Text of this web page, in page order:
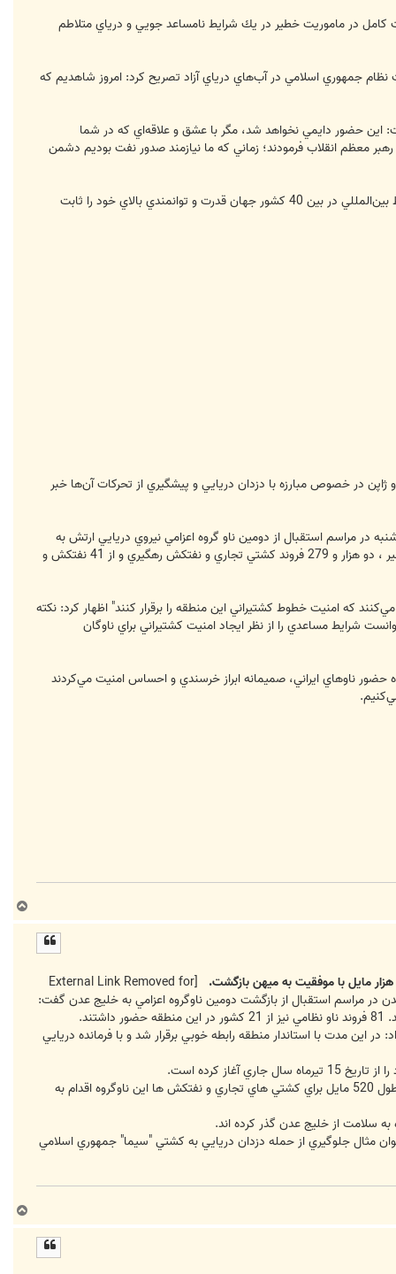
كامل در ماموريت خطير در يك شرايط نامساعد جويي و درياي متلاطم
نظام جمهوري اسلامي در آب‌هاي درياي آزاد تصريح كرد: امروز شاهديم كه
اين حضور دايمي نخواهد شد، مگر با عشق و علاقه‌اي كه در شما
معظم انقلاب فرمودند؛ زماني كه ما نيازمند صدور نفت بوديم دشمن
وي در پايان خطاب به كاركنان نيروي دريايي ارتش گفت: شما دريادلان با اهتزاز درآوردن پرچم جمهوري اسلامي ايران در محيط بين‌ا‌لمللي در بين 40 كشور جهان قدرت و توانمندي بالاي خود را ثابت
و ژاپن در خصوص مبارزه با دزدان دريايي و پيشگيري از تحركات آن‌ها خبر
در مراسم استقبال از دومين ناو گروه اعزامي نيروي دريايي ارتش به
خليج عدن در منطقه سوم دريايي چابهار، با اشاره به برخي اقدامات انجام شده از سوي اين ناو گروه اظهار كرد: در ماموريت اخير ، دو هزار و 279 فروند كشتي تجاري و نفتكش رهگيري و از 41 نفتكش و
كه امنيت خطوط كشتيراني اين منطقه را برقرار كنند" اظهار كرد: نكته
شرايط مساعدي را از نظر ايجاد امنيت كشتيراني براي ناوگان
ناوهاي ايراني، صميمانه ابراز خرسندي و احساس امنيت مي‌كردند
ا
[External Link Removed for
در مراسم استقبال از بازگشت دومين ناوگروه اعزامي به خليج عدن گفت:
ماه سال جاري در بندر سلاله کشور عمان به مدت 3 روزپهلو گرفت، ادامه داد: در اين مدت با استاندار منطقه رابطه خوبي برقرار شد و با فرمانده دريايي
وي اين ناوگروه را شامل ناوشکن اميردريابان شهيد نقدي و ناو جمهوري اسلامي "بندرعباس" اعلام کرد و گفت: در کريدوري به طول 520 مايل براي کشتي هاي تجاري و نفتکش ها اين ناوگروه اقدام به
مثال جلوگيري از حمله دزدان دريايي به کشتي "سيما" جمهوري اسلامي
ا